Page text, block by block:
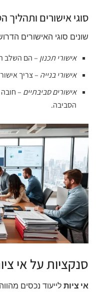
סוגי אישורים ותהליך
שונים סוגי האישורים
אישורי תכנון – הם השלב
אישורי בנייה – צריך
אישורים סביבתיים –
הסביבה.
סנקציות על אי
אי ציותלייעוד נכסים